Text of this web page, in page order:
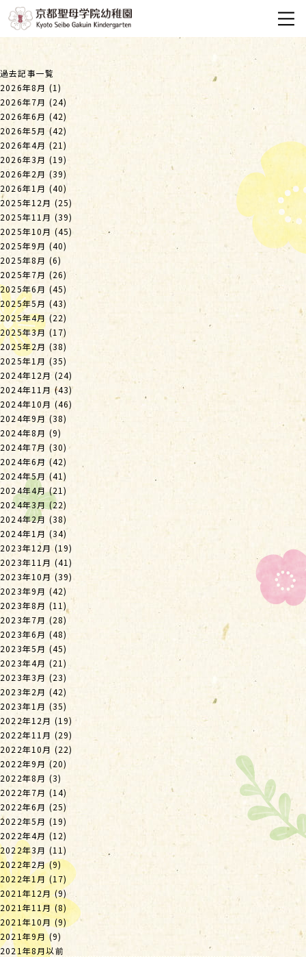
過去記事一覧
2026年8月 (1)
2026年7月 (24)
2026年6月 (42)
2026年5月 (42)
2026年4月 (21)
2026年3月 (19)
2026年2月 (39)
2026年1月 (40)
2025年12月 (25)
2025年11月 (39)
2025年10月 (45)
2025年9月 (40)
2025年8月 (6)
2025年7月 (26)
2025年6月 (45)
2025年5月 (43)
2025年4月 (22)
2025年3月 (17)
2025年2月 (38)
2025年1月 (35)
2024年12月 (24)
2024年11月 (43)
2024年10月 (46)
2024年9月 (38)
2024年8月 (9)
2024年7月 (30)
2024年6月 (42)
2024年5月 (41)
2024年4月(21)
2024年3月(22)
2024年2月 (38)
2024年1月 (34)
2023年12月 (19)
2023年11月 (41)
2023年10月 (39)
2023年9月 (42)
2023年8月 (11)
2023年7月 (28)
2023年6月 (48)
2023年5月 (45)
2023年4月 (21)
2023年3月 (23)
2023年2月 (42)
2023年1月 (35)
2022年12月 (19)
2022年11月 (29)
2022年10月 (22)
2022年9月 (20)
2022年8月 (3)
2022年7月 (14)
2022年6月 (25)
2022年5月 (19)
2022年4月 (12)
2022年3月 (11)
2022年2月(9)
2022年1月 (17)
2021年12月(9)
2021年11月 (8)
2021年10月 (9)
2021年9月 (9)
2021年8月以前